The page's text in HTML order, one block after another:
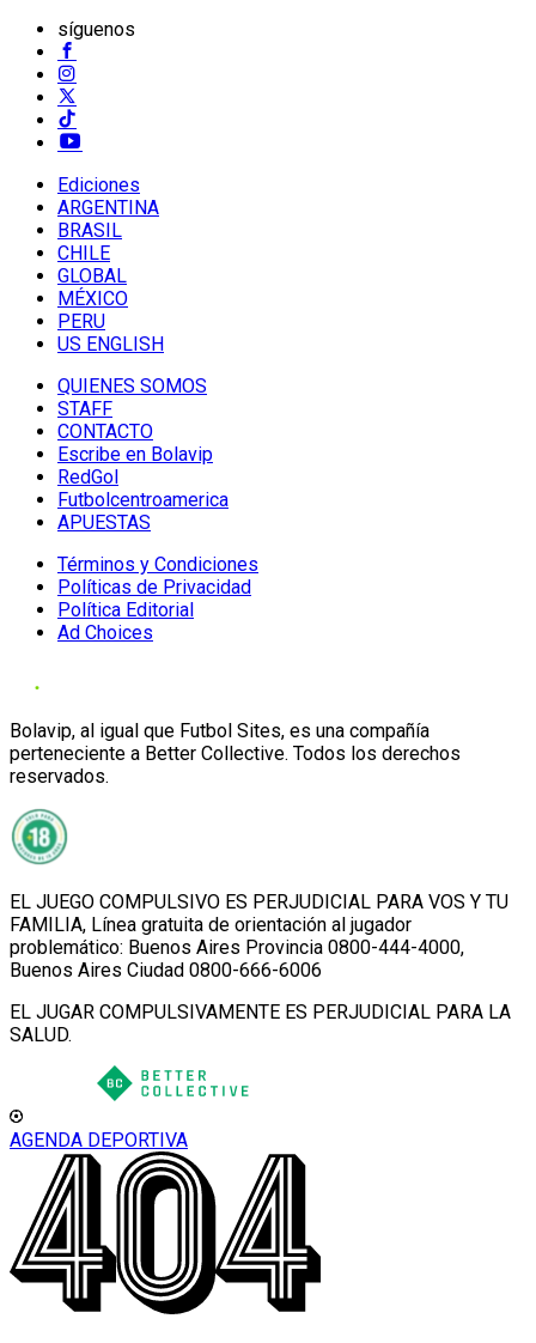
síguenos
Ediciones
ARGENTINA
BRASIL
CHILE
GLOBAL
MÉXICO
PERU
US ENGLISH
QUIENES SOMOS
STAFF
CONTACTO
Escribe en Bolavip
RedGol
Futbolcentroamerica
APUESTAS
Términos y Condiciones
Políticas de Privacidad
Política Editorial
Ad Choices
Bolavip, al igual que Futbol Sites, es una compañía
perteneciente a Better Collective. Todos los derechos
reservados.
EL JUEGO COMPULSIVO ES PERJUDICIAL PARA VOS Y TU
FAMILIA, Línea gratuita de orientación al jugador
problemático: Buenos Aires Provincia 0800-444-4000,
Buenos Aires Ciudad 0800-666-6006
EL JUGAR COMPULSIVAMENTE ES PERJUDICIAL PARA LA
SALUD.
AGENDA DEPORTIVA